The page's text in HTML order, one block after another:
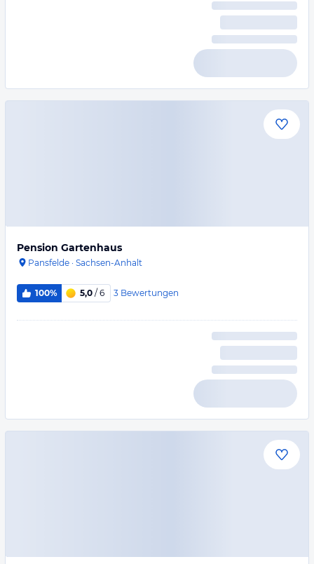
Pension Gartenhaus
Pansfelde · Sachsen-Anhalt
100% 5,0 / 6 3 Bewertungen